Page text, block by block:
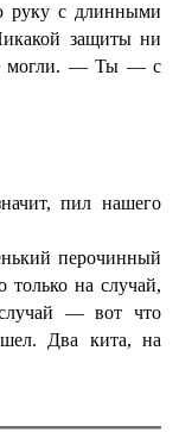
с длинными
защиты ни
могли. — Ты — с
пил нашего
перочинный
на случай,
— вот что
Два кита, на